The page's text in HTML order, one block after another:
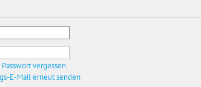
vergessen
E-Mail erneut senden